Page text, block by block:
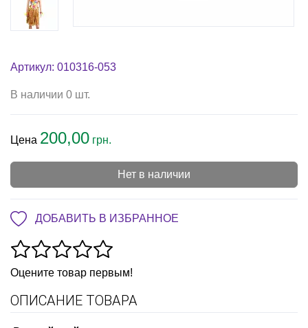
Артикул: 010316-053
В наличии 0 шт.
Цена 200,00 грн.
Нет в наличии
ДОБАВИТЬ В ИЗБРАННОЕ
Оцените товар первым!
ОПИСАНИЕ ТОВАРА